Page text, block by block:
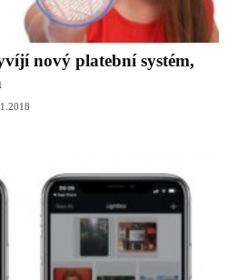
nový platební systém,